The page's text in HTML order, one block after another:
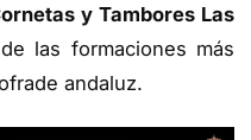
y Tambores Las
las formaciones más
andaluz.